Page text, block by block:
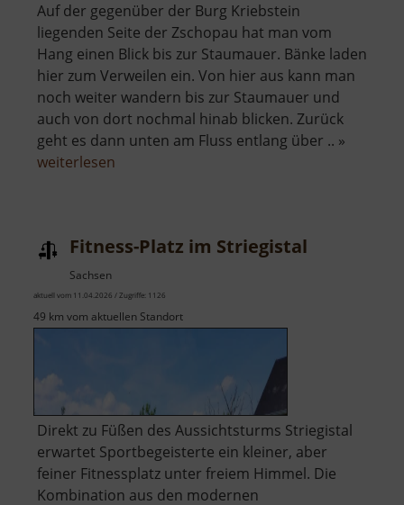
Auf der gegenüber der Burg Kriebstein
liegenden Seite der Zschopau hat man vom
Hang einen Blick bis zur Staumauer. Bänke laden
hier zum Verweilen ein. Von hier aus kann man
noch weiter wandern bis zur Staumauer und
auch von dort nochmal hinab blicken. Zurück
geht es dann unten am Fluss entlang über .. »
weiterlesen
Fitness-Platz im Striegistal
Sachsen
aktuell vom 11.04.2026 / Zugriffe: 1126
49 km vom aktuellen Standort
​Direkt zu Füßen des Aussichtsturms Striegistal
erwartet Sportbegeisterte ein kleiner, aber
feiner Fitnessplatz unter freiem Himmel. Die
Kombination aus den modernen